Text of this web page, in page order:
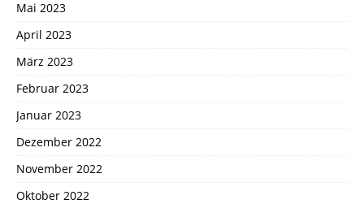
Mai 2023
April 2023
März 2023
Februar 2023
Januar 2023
Dezember 2022
November 2022
Oktober 2022